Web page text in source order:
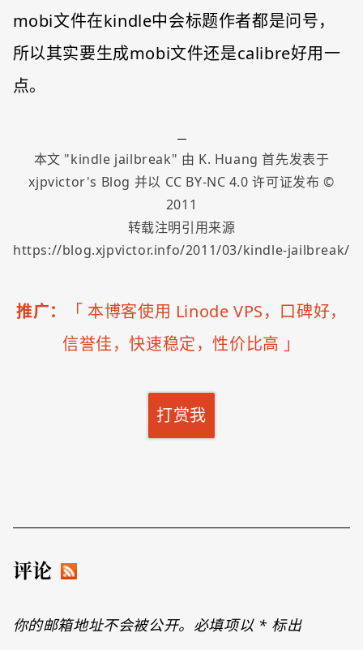
mobi文件在kindle中会标题作者都是问号，
所以其实要生成mobi文件还是calibre好用一
点。
本文 "kindle jailbreak" 由 K. Huang 首先发表于
xjpvictor's Blog 并以 CC BY-NC 4.0 许可证发布 ©
2011
转载注明引用来源
https://blog.xjpvictor.info/2011/03/kindle-jailbreak/
推广： 「 本博客使用 Linode VPS，口碑好，
信誉佳，快速稳定，性价比高 」
打赏我
评论
你的邮箱地址不会被公开。必填项以 *标出